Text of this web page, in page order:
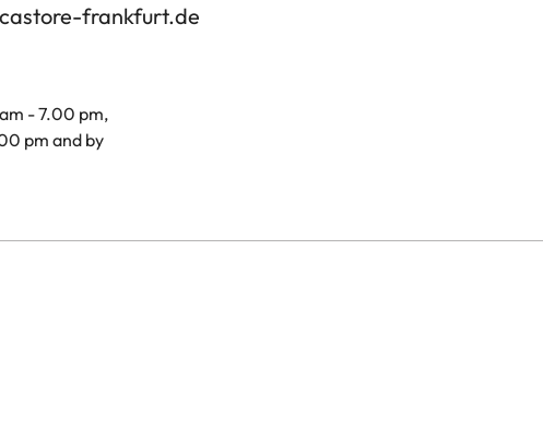
frankfurt.de
- 7.00 pm,
pm and by